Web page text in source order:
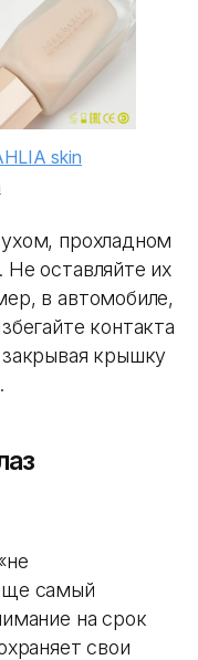
skin
прохладном
оставляйте их
в автомобиле,
контакта
крышку
самый
на срок
свои